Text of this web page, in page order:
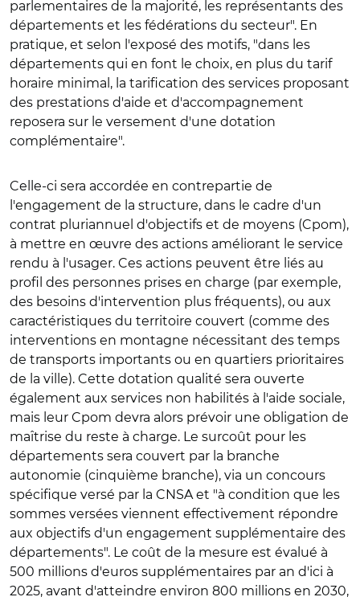
parlementaires de la majorité, les représentants des
départements et les fédérations du secteur". En
pratique, et selon l'exposé des motifs, "dans les
départements qui en font le choix, en plus du tarif
horaire minimal, la tarification des services proposant
des prestations d'aide et d'accompagnement
reposera sur le versement d'une dotation
complémentaire".
Celle-ci sera accordée en contrepartie de
l'engagement de la structure, dans le cadre d'un
contrat pluriannuel d'objectifs et de moyens (Cpom),
à mettre en œuvre des actions améliorant le service
rendu à l'usager. Ces actions peuvent être liés au
profil des personnes prises en charge (par exemple,
des besoins d'intervention plus fréquents), ou aux
caractéristiques du territoire couvert (comme des
interventions en montagne nécessitant des temps
de transports importants ou en quartiers prioritaires
de la ville). Cette dotation qualité sera ouverte
également aux services non habilités à l'aide sociale,
mais leur Cpom devra alors prévoir une obligation de
maîtrise du reste à charge. Le surcoût pour les
départements sera couvert par la branche
autonomie (cinquième branche), via un concours
spécifique versé par la CNSA et "à condition que les
sommes versées viennent effectivement répondre
aux objectifs d'un engagement supplémentaire des
départements". Le coût de la mesure est évalué à
500 millions d'euros supplémentaires par an d'ici à
2025, avant d'atteindre environ 800 millions en 2030,